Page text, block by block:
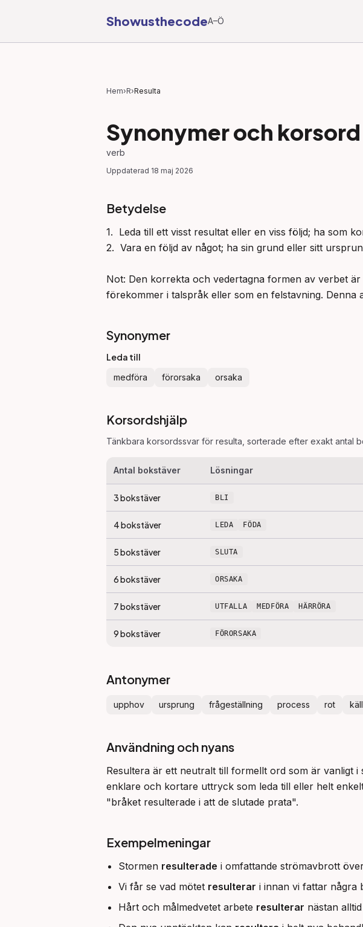
ShowusthecodeA–Ö
Hem›R›Resulta
Synonymer och
verb
Uppdaterad 18 maj 2026
Betydelse
1.  Leda till ett visst resultat eller en viss följd; ha som
2.  Vara en följd av något; ha sin grund eller sitt
Not: Den korrekta och vedertagna formen av verbet är
förekommer i talspråk eller som en felstavning. Denna
Synonymer
Leda till
medföra förorsaka orsaka
Korsordshjälp
Tänkbara korsordssvar för resulta , sorterade efter exakt antal
Antal bokstäver Lösningar
3bokstäver BLI
4bokstäver LEDA FÖDA
5bokstäver SLUTA
6bokstäver ORSAKA
7bokstäver UTFALLA MEDFÖRA HÄRRÖRA
9bokstäver FÖRORSAKA
Antonymer
upphov ursprung frågeställning process rot
Användning och nyans
Resultera är ett neutralt till formellt ord som är vanligt
enklare och kortare uttryck som leda till eller helt
"bråket resulterade i att de slutade prata".
Exempelmeningar
Stormen resulterade i omfattande strömavbrott
Vi får se vad mötet resulterar i innan vi fattar några
Hårt och målmedvetet arbete resulterar nästan